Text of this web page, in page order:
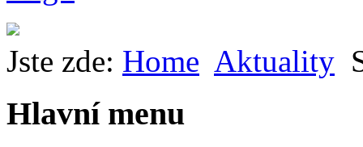
Jste zde: Home Aktuality
Hlavní menu